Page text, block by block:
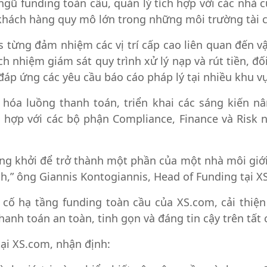
funding toàn cầu, quản lý tích hợp với các nhà
hàng quy mô lớn trong những môi trường tài
từng đảm nhiệm các vị trí cấp cao liên quan đến
nhiệm giám sát quy trình xử lý nạp và rút tiền,
ứng các yêu cầu báo cáo pháp lý tại nhiều khu
luồng thanh toán, triển khai các sáng kiến
với các bộ phận Compliance, Finance và
khởi để trở thành một phần của một nhà môi
ông Giannis Kontogiannis, Head of Funding tại
hạ tầng funding toàn cầu của XS.com, cải
toán an toàn, tinh gọn và đáng tin cậy trên tất
XS.com, nhận định: